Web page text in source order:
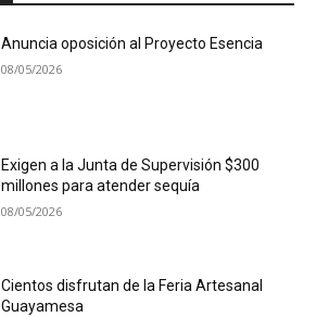
Anuncia oposición al Proyecto Esencia
08/05/2026
Exigen a la Junta de Supervisión $300
millones para atender sequía
08/05/2026
Cientos disfrutan de la Feria Artesanal
Guayamesa